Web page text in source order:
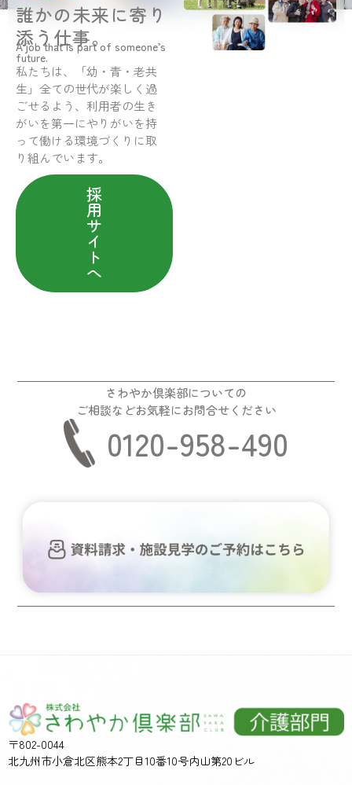
誰かの未来に寄り
添う仕事。
A job that is part of someone’s
future.
私たちは、「幼・青・老共
生」全ての世代が楽しく過
ごせるよう、利用者の生き
がいを第一にやりがいを持
って働ける環境づくりに取
り組んでいます。
採
用
サ
イ
ト
へ
さわやか倶楽部についての
ご相談などお気軽にお問合せください
0120-958-490
〒802-0044
北九州市小倉北区熊本2丁目10番10号内山第20ビル